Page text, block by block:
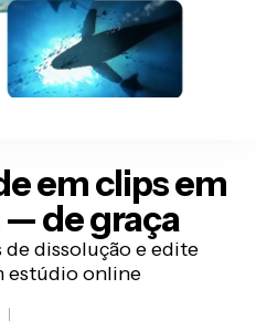
em clips em
de graça
dissolução e edite
estúdio online